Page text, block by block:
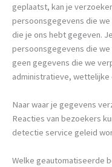
geplaatst, kan je
persoonsgegevens die
die je ons hebt gegeven.
persoonsgegevens die
geen gegevens die we
administratieve,
Naar waar je gegevens
Reacties van bezoekers
detectie service geleid
Welke geautomatiseerde